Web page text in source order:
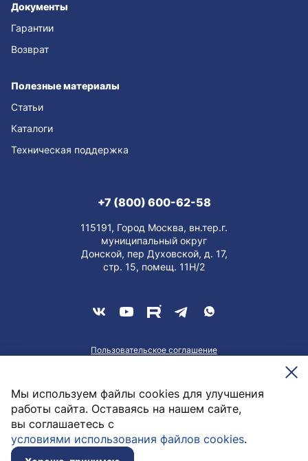
15,51руб. / шт
В корзину
В наличии
Мы используем файлы cookies для улучшения
работы сайта. Оставаясь на нашем сайте,
вы соглашаетесь с
условиями использования файлов cookies.
Документы
Гарантии
Возврат
Полезные материалы
Статьи
Каталоги
Техническая поддержка
+7 (800) 600-62-58
115191, Город Москва, вн.тер.г.
муниципальный округ
Донской, пер Духовской, д. 17,
стр. 15, помещ. 11Н/2
Пользовательское соглашение
Meesenburg @2026